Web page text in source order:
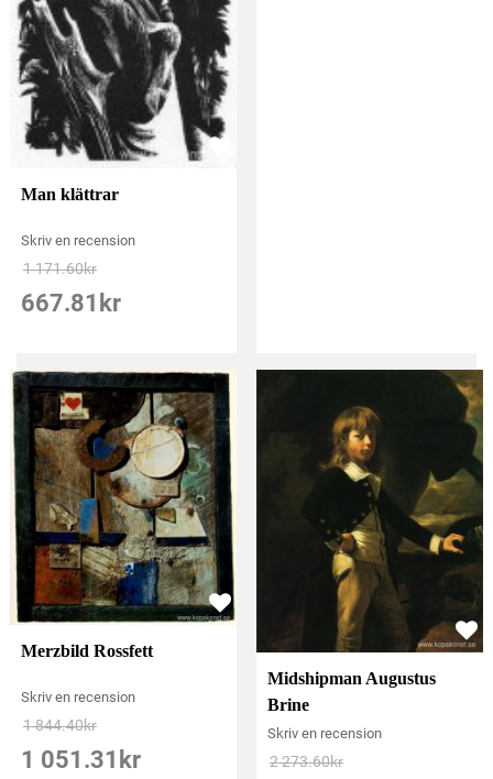
Man klättrar
Skriv en recension
1 171.60kr
667.81 kr
Merzbild Rossfett
Skriv en recension
1 844.40kr
1 051.31 kr
Midshipman Augustus
Brine
Skriv en recension
2 273.60kr